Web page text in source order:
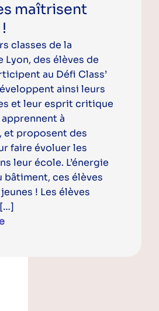
maîtrisent
classes de la
Lyon, des élèves de
au Défi Class’
ainsi leurs
et leur esprit critique
apprennent à
et proposent des
faire évoluer les
leur école. L’énergie
bâtiment, ces élèves
! Les élèves